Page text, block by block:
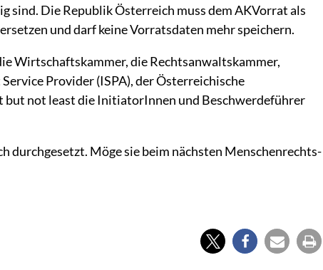
sind. Die Republik Österreich muss dem AKVorrat als
und darf keine Vorratsdaten mehr speichern.
Wirtschaftskammer, die Rechtsanwaltskammer,
Provider (ISPA), der Österreichische
but not least die InitiatorInnen und Beschwerdeführer
durchgesetzt. Möge sie beim nächsten Menschenrechts-